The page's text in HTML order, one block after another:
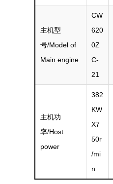
主机型
号/Model of
Main engine
CW
620
0Z
C-
21
主机功
率/Host
power
382
KW
X7
50r
/mi
n